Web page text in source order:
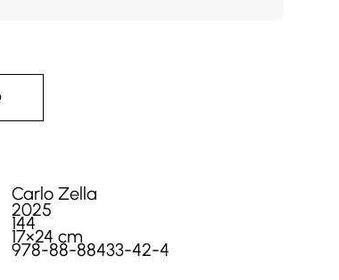
Carlo Zella
2025
144
17×24 cm
978-88-88433-42-4